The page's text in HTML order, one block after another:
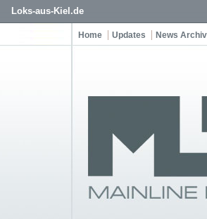
Loks-aus-Kiel.de
Home Updates News Archiv